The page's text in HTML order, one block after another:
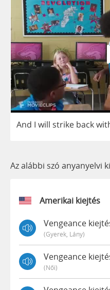
And I will strike back
Az alábbi szó anyanyelvi
Amerikai kiejtés
Vengeance
(gyerek, Lány)
Vengeance
(női)